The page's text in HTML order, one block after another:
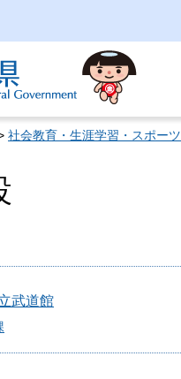
社会教育・生涯学習・スポーツ
武道館